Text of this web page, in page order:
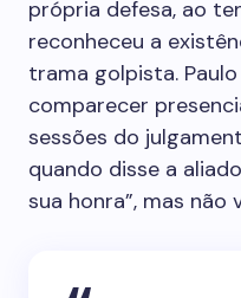
própria defesa, ao
reconheceu a
trama golpista.
comparecer
sessões do
quando disse a
sua honra”, mas